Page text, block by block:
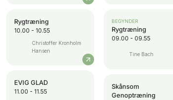
Rygtræning
10.00 - 10.55
Christoffer Kronholm
Hansen
EVIG GLAD
11.00 - 11.55
BEGYNDER
Rygtræning
09.00 - 09.55
Tine Bach
Skånsom
Genoptræning